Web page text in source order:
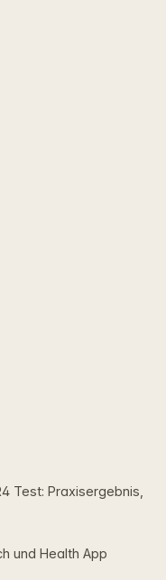
Test: Praxisergebnis,
und Health App